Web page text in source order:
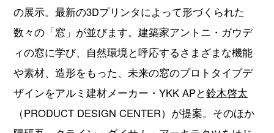
の展示。最新の3Dプリンタによって形づくられた
数々の「窓」が並びます。建築家アントニ・ガウデ
ィの窓に学び、自然環境と呼応するさまざまな機能
や素材、造形をもった、未来の窓のプロトタイプデ
ザインをアルミ建材メーカー・YKK APと鈴木啓太
（PRODUCT DESIGN CENTER）が提案。そのほか